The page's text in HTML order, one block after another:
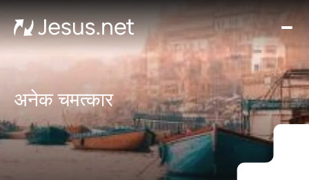
घर
मूवीज़
और
हर
अनेक चमत्कार